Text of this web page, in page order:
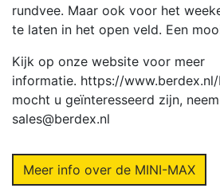
rundvee. Maar ook voor het
te laten in het open veld. Een
Kijk op onze website voor meer
informatie. https://
mocht u geïnteresseerd zijn,
sales@berdex.nl
Meer info over de MINI-MAX